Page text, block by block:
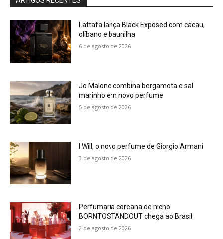
Lattafa lança Black Exposed com cacau,
olíbano e baunilha
6 de agosto de 2026
Jo Malone combina bergamota e sal
marinho em novo perfume
5 de agosto de 2026
I Will, o novo perfume de Giorgio Armani
3 de agosto de 2026
Perfumaria coreana de nicho
BORNTOSTANDOUT chega ao Brasil
2 de agosto de 2026